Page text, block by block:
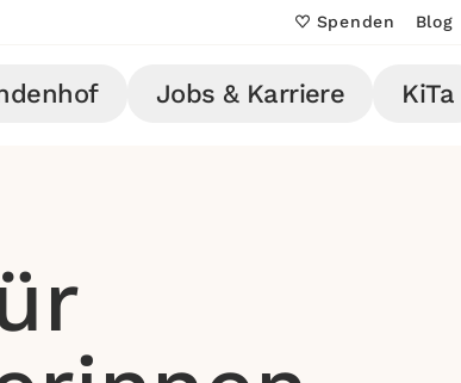
Spenden Blog
Jobs & Karriere KiTa